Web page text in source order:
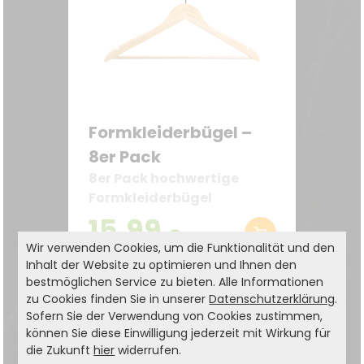
Formkleiderbügel –
8er Pack
15,99 €
Wir verwenden Cookies, um die Funktionalität und den
Inhalt der Website zu optimieren und Ihnen den
bestmöglichen Service zu bieten. Alle Informationen
zu Cookies finden Sie in unsererDatenschutzerklärung.
Sofern Sie der Verwendung von Cookies zustimmen,
können Sie diese Einwilligung jederzeit mit Wirkung für
die Zukunfthier widerrufen.